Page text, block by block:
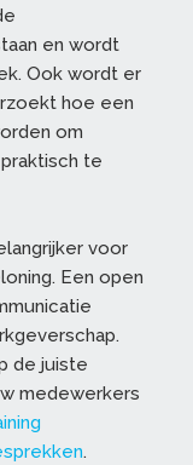
en wordt
Ook wordt er
hoe een
om
te
voor
Een open
de juiste
medewerkers
.